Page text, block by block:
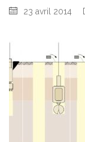
23 avril 2014